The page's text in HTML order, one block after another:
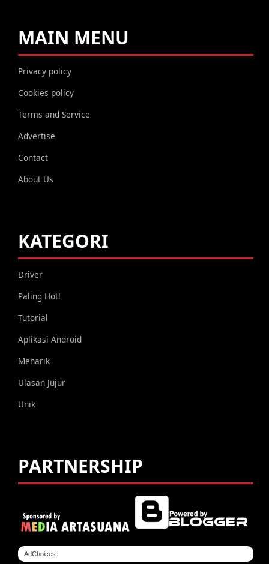
MAIN MENU
Privacy policy
Cookies policy
Terms and Service
Advertise
Contact
About Us
KATEGORI
Driver
Paling Hot!
Tutorial
Aplikasi Android
Menarik
Ulasan Jujur
Unik
PARTNERSHIP
AdChoices